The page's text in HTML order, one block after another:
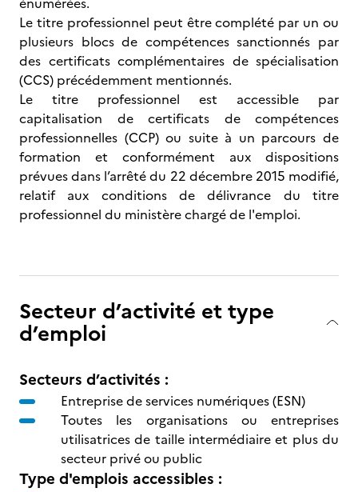
Le titre professionnel peut être complété par un ou
plusieurs blocs de compétences sanctionnés par
des certificats complémentaires de spécialisation
(CCS) précédemment mentionnés.
Le titre professionnel est accessible par
capitalisation de certificats de compétences
professionnelles (CCP) ou suite à un parcours de
formation et conformément aux dispositions
prévues dans l’arrêté du 22 décembre 2015 modifié,
relatif aux conditions de délivrance du titre
professionnel du ministère chargé de l'emploi.
Secteur d’activité et type
d’emploi
Secteurs d’activités :
Entreprise de services numériques (ESN)
Toutes les organisations ou entreprises
utilisatrices de taille intermédiaire et plus du
secteur privé ou public
Type d'emplois accessibles :